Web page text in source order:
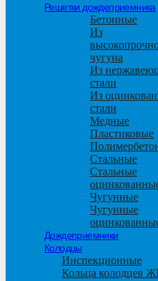
Решетки дождеприемника
Бетонные
Из
чугуна
Из
стали
Из
стали
Медные
Пластиковые
Стальные
Стальные
Чугунные
Чугунные
Дождеприемники
Колодцы
Инспекционные
Кольца колодцев